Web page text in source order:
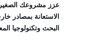
الاستعانة بمصادر
البحث وتكنولوجيا